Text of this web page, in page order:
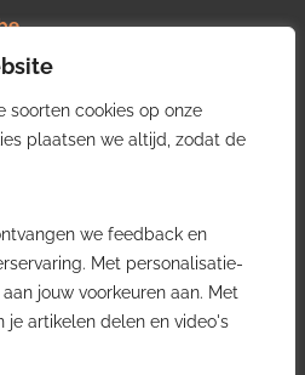
soorten cookies op onze
plaatsen we altijd, zodat de
we feedback en
Met personalisatie-
jouw voorkeuren aan. Met
je artikelen delen en video's
update
sector in uw inbox.
je gratis
update